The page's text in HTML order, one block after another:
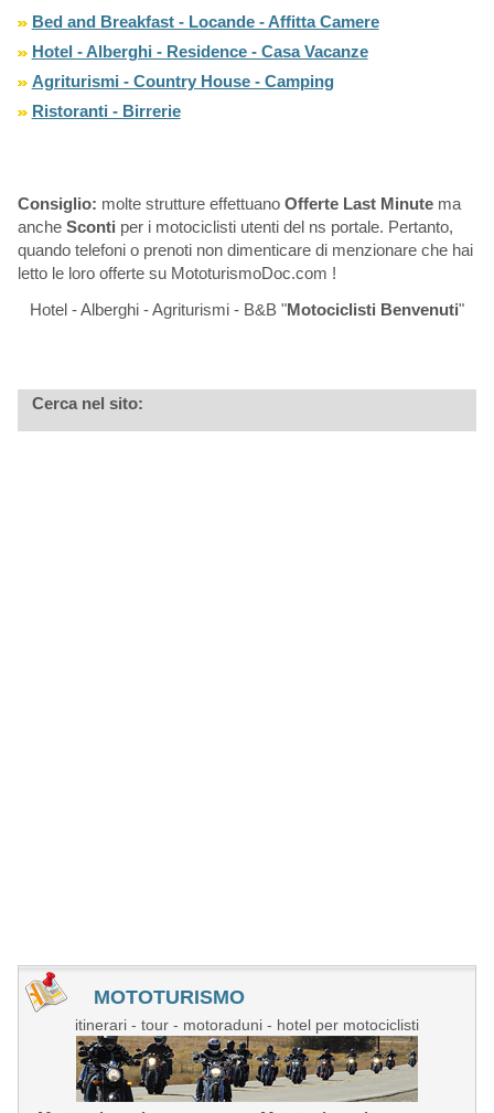
Bed and Breakfast - Locande - Affitta Camere
Hotel - Alberghi - Residence - Casa Vacanze
Agriturismi - Country House - Camping
Ristoranti - Birrerie
Consiglio: molte strutture effettuano Offerte Last Minutema
anche Sconti per i motociclisti utenti del ns portale. Pertanto,
quando telefoni o prenoti non dimenticare di menzionare che hai
letto le loro offerte su MototurismoDoc.com !
Hotel - Alberghi - Agriturismi - B&B "Motociclisti Benvenuti"
Cerca nel sito:
MOTOTURISMO
itinerari - tour - motoraduni - hotel per motociclisti